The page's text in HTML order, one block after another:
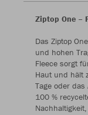
Ziptop One –
Das Ziptop
und hohen
Fleece sorgt
Haut und hält
Tage oder
100 %